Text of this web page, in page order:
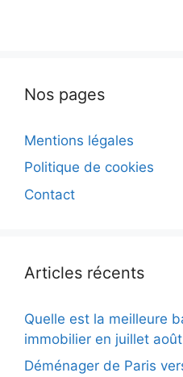
Nos pages
Mentions légales
Politique de cookies
Contact
Articles récents
Quelle est la meilleure
immobilier en juillet
Déménager de Paris